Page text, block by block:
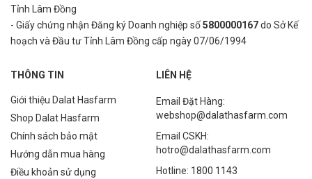
Tỉnh Lâm Đồng
- Giấy chứng nhận Đăng ký Doanh nghiệp số5800000167do Sở Kế
hoạch và Đầu tư Tỉnh Lâm Đồng cấp ngày 07/06/1994
THÔNG TIN
Giới thiệu Dalat Hasfarm
Shop Dalat Hasfarm
Chính sách bảo mật
Hướng dẫn mua hàng
Điều khoản sử dụng
LIÊN HỆ
Email Đặt Hàng:
webshop@dalathasfarm.com
Email CSKH:
hotro@dalathasfarm.com
Hotline: 1800 1143